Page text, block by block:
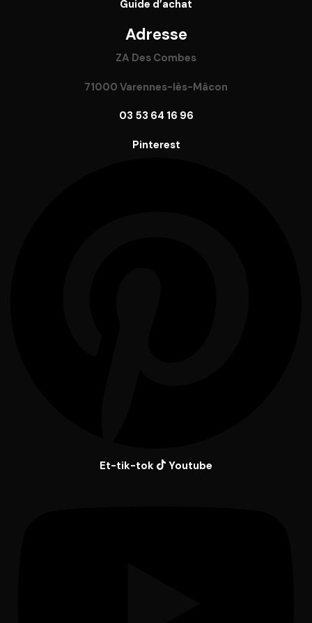
Guide d’achat
Adresse
ZA Des Combes
71000 Varennes-lès-Mâcon
03 53 64 16 96
Pinterest
Et-tik-tok Youtube